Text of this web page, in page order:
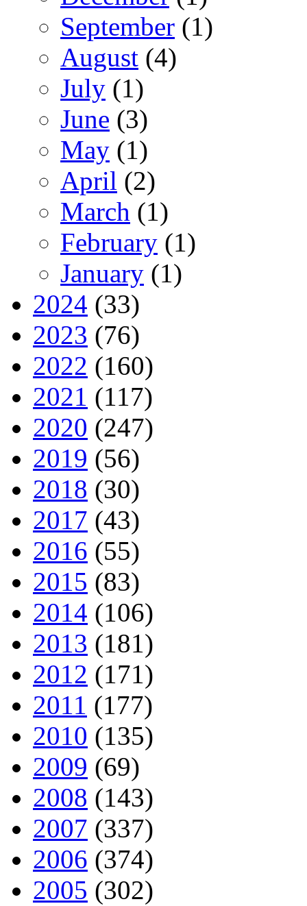
September (1)
August (4)
July (1)
June (3)
May (1)
April (2)
March (1)
February (1)
January (1)
2024 (33)
2023 (76)
2022 (160)
2021 (117)
2020 (247)
2019 (56)
2018 (30)
2017 (43)
2016 (55)
2015 (83)
2014 (106)
2013 (181)
2012 (171)
2011 (177)
2010 (135)
2009 (69)
2008 (143)
2007 (337)
2006 (374)
2005 (302)